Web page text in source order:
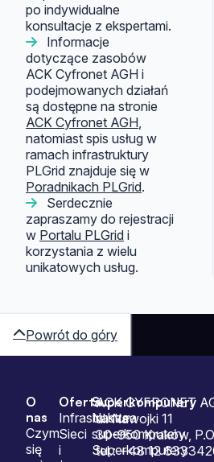
po indywidualne
konsultacje z ekspertami.
Informacje
dotyczące zasobów
ACK Cyfronet AGH i
podejmowanych działań
są dostępne na stronie
ACK Cyfronet AGH,
natomiast spis usług w
ramach infrastruktury
PLGrid znajduje się w
Poradnikach PLGrid.
Serdecznie
zapraszamy do rejestracji
w Portalu PLGrid i
korzystania z wielu
unikatowych usług.
Powrót do góry
Sitemap
O
nas
Czym
się
Oferta
Infrastruktura
Sieci
i
Superkomputery
Nasze
superkomputery
Superkomputery
ACK CYFRONET
ul. Nawojki 11
30-950 Kraków,
tel.: +48 12